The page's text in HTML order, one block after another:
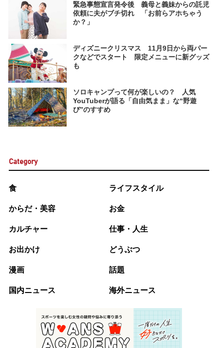
緊急事態宣言発令後 義母と義妹からの託児
依頼に夫がブチ切れ 「お前らアホちゃう
か？」
ディズニークリスマス 11月9日から両パー
クなどでスタート 限定メニューに新グッズ
も
ソロキャンプって何が楽しいの？ 人気
YouTuberが語る「自由気まま」な“野遊
び”のすすめ
Category
食 ライフスタイル
からだ・美容 お金
カルチャー 仕事・人生
お出かけ どうぶつ
漫画 話題
国内ニュース 海外ニュース